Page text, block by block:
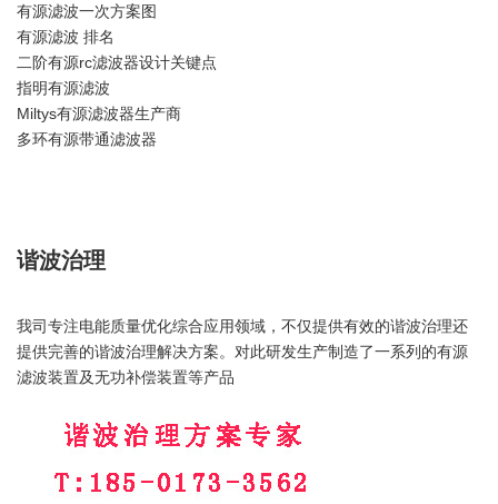
有源滤波一次方案图
有源滤波 排名
二阶有源rc滤波器设计关键点
指明有源滤波
Miltys有源滤波器生产商
多环有源带通滤波器
谐波治理
我司专注电能质量优化综合应用领域，不仅提供有效的谐波治理还
提供完善的谐波治理解决方案。对此研发生产制造了一系列的有源
滤波装置及无功补偿装置等产品